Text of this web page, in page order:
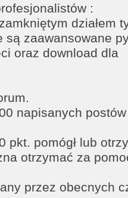
:
działem
zaawansowane
oraz download dla
napisanych
pkt. pomógł lub
otrzymać za
przez obecnych